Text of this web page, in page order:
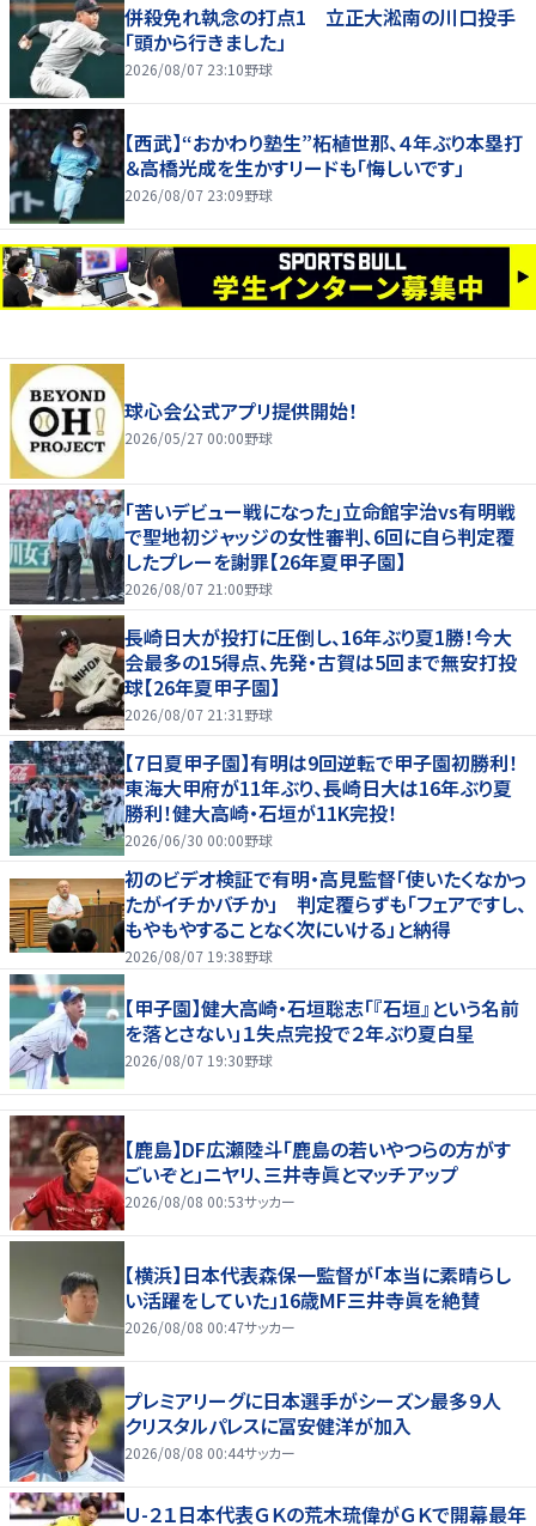
併殺免れ執念の打点1 立正大淞南の川口投手
「頭から行きました」
2026/08/07 23:10野球
【西武】“おかわり塾生”柘植世那、４年ぶり本塁打
＆高橋光成を生かすリードも「悔しいです」
2026/08/07 23:09野球
球心会公式アプリ提供開始！
2026/05/27 00:00野球
｢苦いデビュー戦になった｣立命館宇治vs有明戦
で聖地初ジャッジの女性審判、6回に自ら判定覆
したプレーを謝罪【26年夏甲子園】
2026/08/07 21:00野球
長崎日大が投打に圧倒し、16年ぶり夏1勝！今大
会最多の15得点、先発・古賀は5回まで無安打投
球【26年夏甲子園】
2026/08/07 21:31 野球
【7日夏甲子園】有明は9回逆転で甲子園初勝利！
東海大甲府が11年ぶり、長崎日大は16年ぶり夏
勝利！健大高崎・石垣が11K完投！
2026/06/30 00:00野球
初のビデオ検証で有明・高見監督「使いたくなかっ
たがイチかバチか」 判定覆らずも「フェアですし、
もやもやすることなく次にいける」と納得
2026/08/07 19:38野球
【甲子園】健大高崎・石垣聡志「『石垣』という名前
を落とさない」１失点完投で２年ぶり夏白星
2026/08/07 19:30野球
【鹿島】DF広瀬陸斗「鹿島の若いやつらの方がす
ごいぞと」ニヤリ、三井寺眞とマッチアップ
2026/08/08 00:53サッカー
【横浜】日本代表森保一監督が「本当に素晴らし
い活躍をしていた」16歳MF三井寺眞を絶賛
2026/08/08 00:47サッカー
プレミアリーグに日本選手がシーズン最多９人
クリスタルパレスに冨安健洋が加入
2026/08/08 00:44サッカー
Ｕ-２１日本代表ＧＫの荒木琉偉がＧＫで開幕最年